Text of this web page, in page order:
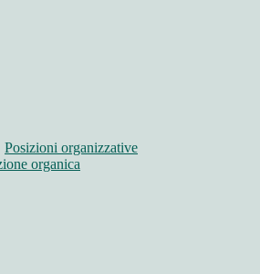
Posizioni organizzative
organica